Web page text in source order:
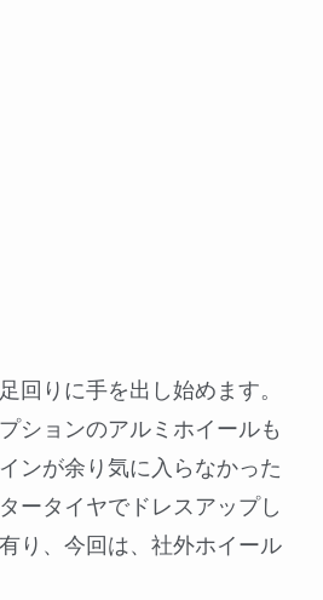
回りに手を出し始めます。
ションのアルミホイールも
ンが余り気に入らなかった
ータイヤでドレスアップし
り、今回は、社外ホイール